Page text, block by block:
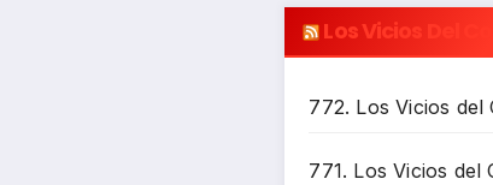
Los Vicios Del
772. Los Vicios del
771. Los Vicios del